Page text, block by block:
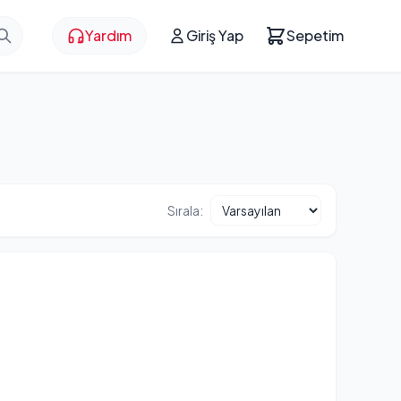
Yardım Giriş Yap Sepetim
Sırala: